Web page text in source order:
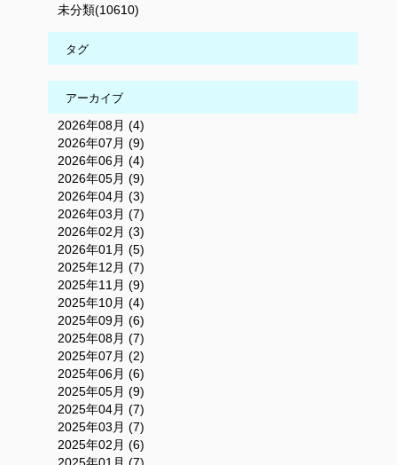
未分類(10610)
タグ
アーカイブ
2026年08月 (4)
2026年07月 (9)
2026年06月 (4)
2026年05月 (9)
2026年04月 (3)
2026年03月 (7)
2026年02月 (3)
2026年01月 (5)
2025年12月 (7)
2025年11月 (9)
2025年10月 (4)
2025年09月 (6)
2025年08月 (7)
2025年07月 (2)
2025年06月 (6)
2025年05月 (9)
2025年04月 (7)
2025年03月 (7)
2025年02月 (6)
2025年01月 (7)